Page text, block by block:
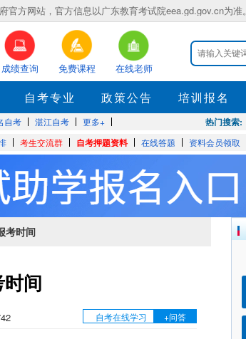
方网站，官方信息以广东教育考试院eea.gd.gov.cn为准。
成绩查询 免费课程 在线老师
自考专业 政策公告 培训报名
自考 湛江自考 更多+ 热门搜索:
考生交流群 自考押题资料 在线答题 资料会员领取
考时间
间
自考在线学习 +问答